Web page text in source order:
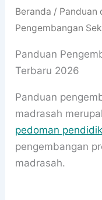
Beranda / Panduan
Pengembangan
Panduan
Terbaru 2026
Panduan
madrasah
pedoman
pengembangan
madrasah.